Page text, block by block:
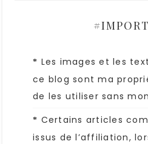
* Les images et les
ce blog sont ma
de les utiliser sans
* Certains articles
issus de l’affiliation,